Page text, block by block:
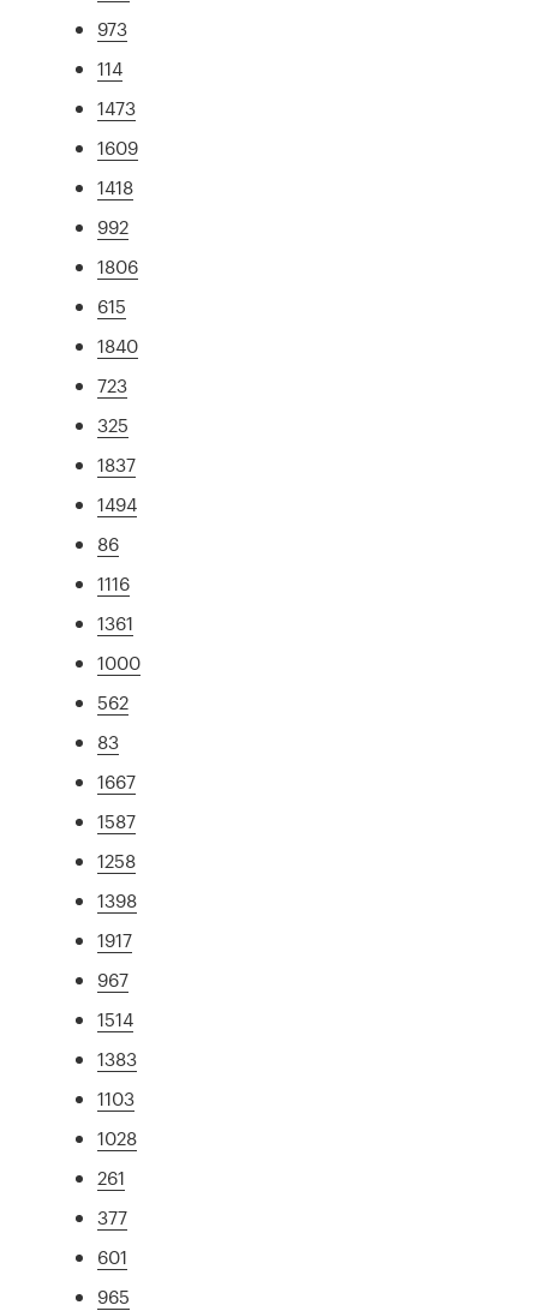
973
114
1473
1609
1418
992
1806
615
1840
723
325
1837
1494
86
1116
1361
1000
562
83
1667
1587
1258
1398
1917
967
1514
1383
1103
1028
261
377
601
965